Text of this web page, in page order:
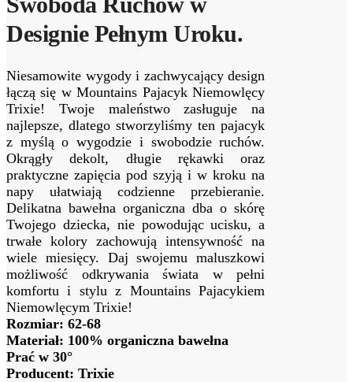
Designie Pełnym Uroku.
Niesamowite wygody i zachwycający design
łączą się w Mountains Pajacyk Niemowlęcy
Trixie! Twoje maleństwo zasługuje na
najlepsze, dlatego stworzyliśmy ten pajacyk
z myślą o wygodzie i swobodzie ruchów.
Okrągły dekolt, długie rękawki oraz
praktyczne zapięcia pod szyją i w kroku na
napy ułatwiają codzienne przebieranie.
Delikatna bawełna organiczna dba o skórę
Twojego dziecka, nie powodując ucisku, a
trwałe kolory zachowują intensywność na
wiele miesięcy. Daj swojemu maluszkowi
możliwość odkrywania świata w pełni
komfortu i stylu z Mountains Pajacykiem
Niemowlęcym Trixie!
Rozmiar: 62-68
Materiał: 100% organiczna bawełna
Prać w 30°
Producent: Trixie